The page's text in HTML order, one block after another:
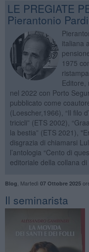
LE PREGIATE
Pierantonio Pardi
italiana
1975
Editore,
nel 2022 con Porto
pubblicato come
(Loescher,1966), “Il filo
tricicli” (ETS 2002),
la bestia” (ETS 2021),
disgrazia di chiamarsi
l’antologia “Cento di
editoriale della collana di
Blog Martedì 07 Ottobre 2025
Il seminarista